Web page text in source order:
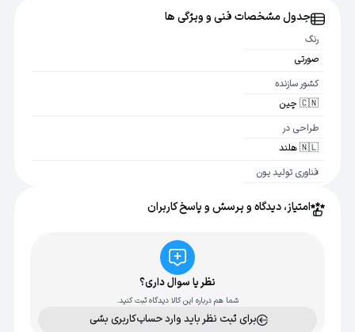
جدول مشخصات فنی و ویژگی ها
رنگ
صورتی
کشور سازنده
🇨🇳 چین
طراحی در
🇳🇱 هلند
فناوری تولید یون
تنظیمات سرعت
امتیاز، دیدگاه و پرسش و پاسخ کاربران
نظر یا سوال داری؟
شما هم درباره این کالا دیدگاه ثبت کنید.
برای ثبت نظر باید وارد حساب‌کاربری بشی